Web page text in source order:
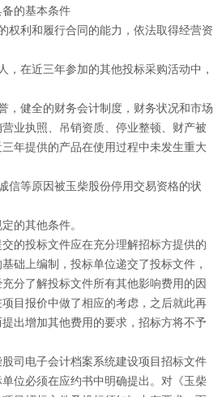
的基本条件
利和履行合同的能力，依法取得经营资
在近三年参加的其他投标采购活动中，
健全的财务会计制度，财务状况和市场
业执照、吊销资质、停业整顿、财产被
年提供的产品在使用过程中未发生重大
等原因被玉柴股份停用交易资格的状
其他条件。
投标文件应在充分理解招标方提供的
础上编制，投标单位递交了投标文件，
分了解投标文件所有其他影响费用的因
目报价中做了相应的考虑，之后就此再
出增加其他费用的要求，招标方将不予
电子会计档案系统建设项目招标文件
位必须在应约书中明确提出。对《玉柴